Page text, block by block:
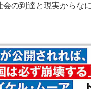
会の到達と現実からな